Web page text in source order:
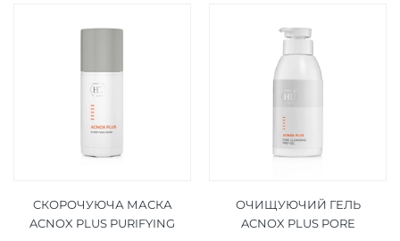
CКОРОЧУЮЧА МАСКА
ACNOX PLUS PURIFYING
ОЧИЩУЮЧИЙ ГЕЛЬ
ACNOX PLUS PORE